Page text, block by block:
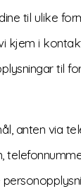
til ulike
kjem i
til
anten via